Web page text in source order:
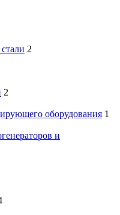
2
2
оборудования 1
и